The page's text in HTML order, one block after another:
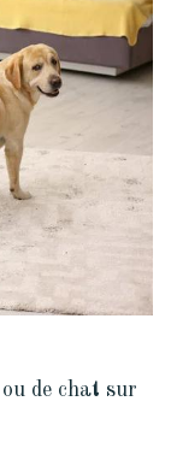
de chat sur